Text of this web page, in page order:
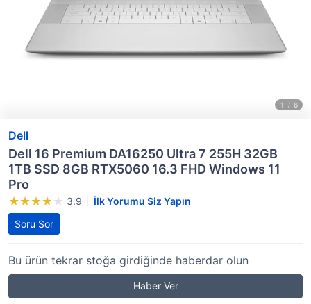
Dell
Dell 16 Premium DA16250 Ultra 7 255H 32GB
1TB SSD 8GB RTX5060 16.3 FHD Windows 11
Pro
3.9
İlk Yorumu Siz Yapın
Soru Sor
Bu ürün tekrar stoğa girdiğinde haberdar olun
Haber Ver